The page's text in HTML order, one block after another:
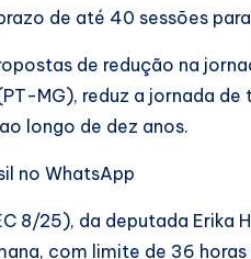
de até 40 sessões
de redução na
MG), reduz a jornada
longo de dez anos.
no WhatsApp
8/25), da deputada Erika
com limite de 36